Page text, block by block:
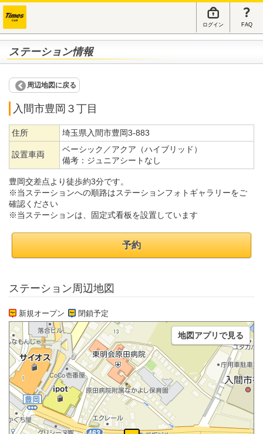
ログイン FAQ
ステーション情報
周辺地図に戻る
入間市豊岡３丁目
住所 埼玉県入間市豊岡3-883
設置車両
ベーシック／アクア（ハイブリッド）
備考： ジュニアシートなし
豊岡交差点より徒歩約3分です。
※当ステーションへの順路はステーションフォトギャラリーをご
確認ください
※当ステーションは、固定式看板を設置しています
予約
ステーション周辺地図
新規オープン 閉鎖予定
地図アプリで見る